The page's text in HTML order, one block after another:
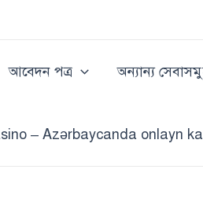
আবেদন পত্র অন্যান্য
– Azərbaycanda onlayn